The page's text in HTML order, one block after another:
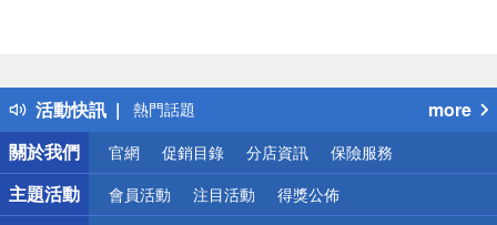
活動快訊
得獎公告
熱門話題
銀行優惠
偏遠地區配送
詐騙網頁！請小心！
more
關於我們
官網 促銷目錄 分店資訊 保險服務
主題活動 會員活動 注目活動 得獎公佈